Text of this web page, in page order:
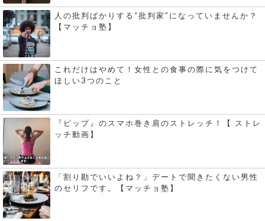
人の批判ばかりする“批判家”になっていませんか？
【マッチョ塾】
これだけはやめて！女性との食事の際に気をつけて
ほしい3つのこと
『ピップ』のスマホ巻き肩のストレッチ！【 ストレ
ッチ動画】
「割り勘でいいよね？」デートで聞きたくない男性
のセリフです。【マッチョ塾】